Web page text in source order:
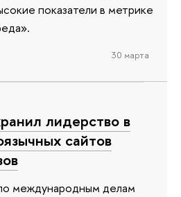
показатели в метрике
30 марта
лидерство в
сайтов
международным делам